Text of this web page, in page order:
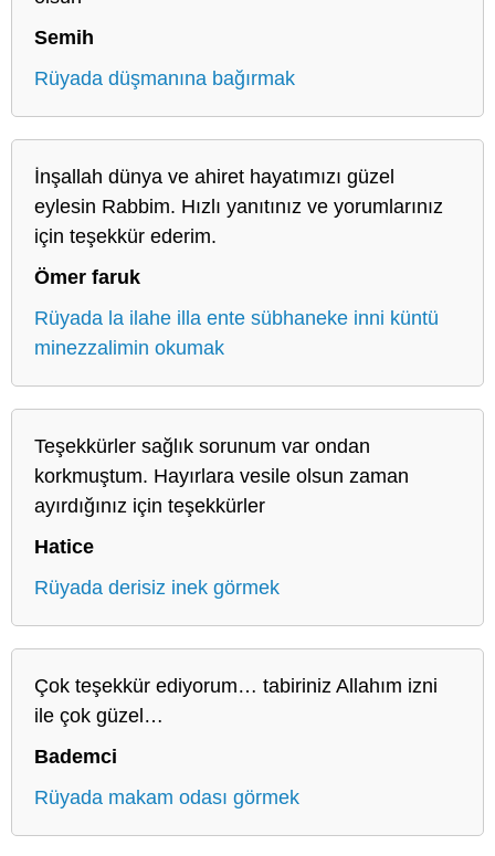
Semih
Rüyada düşmanına bağırmak
İnşallah dünya ve ahiret hayatımızı güzel
eylesin Rabbim. Hızlı yanıtınız ve yorumlarınız
için teşekkür ederim.
Ömer faruk
Rüyada la ilahe illa ente sübhaneke inni küntü
minezzalimin okumak
Teşekkürler sağlık sorunum var ondan
korkmuştum. Hayırlara vesile olsun zaman
ayırdığınız için teşekkürler
Hatice
Rüyada derisiz inek görmek
Çok teşekkür ediyorum… tabiriniz Allahım izni
ile çok güzel…
Bademci
Rüyada makam odası görmek